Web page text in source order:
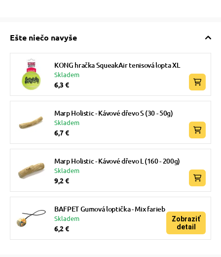
Ešte niečo navyše
KONG hračka SqueakAir tenisová lopta XL
Skladem
6,3 €
Marp Holistic - Kávové dřevo S (30 - 50g)
Skladem
6,7 €
Marp Holistic - Kávové dřevo L (160 - 200g)
Skladem
9,2 €
BAFPET Gumová loptička - Mix farieb
Skladem
6,2 €
Zobraziť
detail